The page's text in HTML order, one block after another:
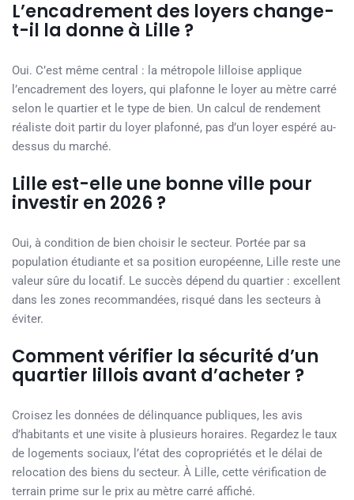
L’encadrement des loyers change-
t-il la donne à Lille ?
Oui. C’est même central : la métropole lilloise applique
l’encadrement des loyers, qui plafonne le loyer au mètre carré
selon le quartier et le type de bien. Un calcul de rendement
réaliste doit partir du loyer plafonné, pas d’un loyer espéré au-
dessus du marché.
Lille est-elle une bonne ville pour
investir en 2026 ?
Oui, à condition de bien choisir le secteur. Portée par sa
population étudiante et sa position européenne, Lille reste une
valeur sûre du locatif. Le succès dépend du quartier : excellent
dans les zones recommandées, risqué dans les secteurs à
éviter.
Comment vérifier la sécurité d’un
quartier lillois avant d’acheter ?
Croisez les données de délinquance publiques, les avis
d’habitants et une visite à plusieurs horaires. Regardez le taux
de logements sociaux, l’état des copropriétés et le délai de
relocation des biens du secteur. À Lille, cette vérification de
terrain prime sur le prix au mètre carré affiché.